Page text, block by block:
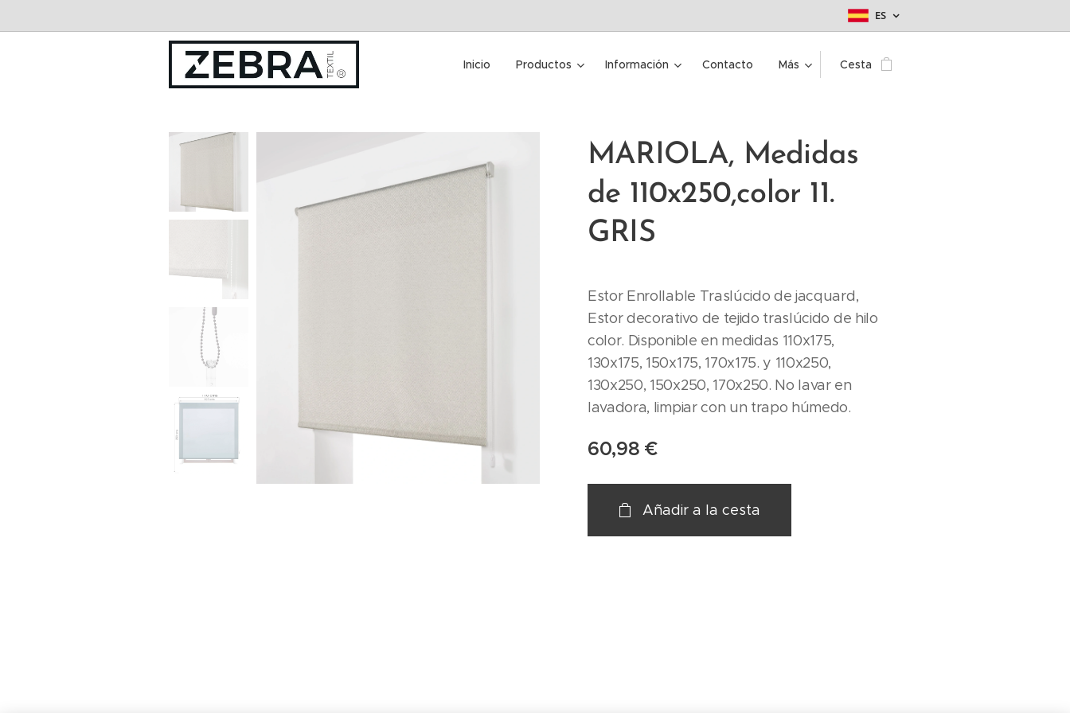
ES
Inicio Productos Información Contacto Más Cesta
MARIOLA, Medidas
de 110x250,color 11.
GRIS
Estor Enrollable Traslúcido de jacquard,
Estor decorativo de tejido traslúcido de hilo
color. Disponible en medidas 110x175,
130x175, 150x175, 170x175. y 110x250,
130x250, 150x250, 170x250. No lavar en
lavadora, limpiar con un trapo húmedo.
60,98 €
Añadir a la cesta